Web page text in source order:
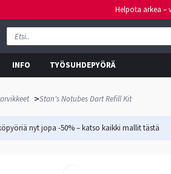
Helpota arkea –
INFO TYÖSUHDEPYÖRÄ
>Stan's Notubes Dart Refill Kit
nyt jopa -50% – katso kaikki mallittästä